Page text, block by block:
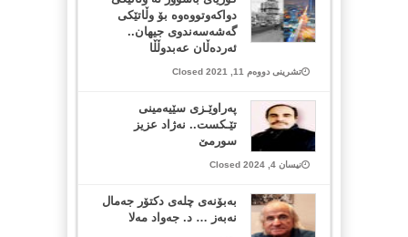
دواکەوتووەوە بۆ وڵاتێکی
گەشەسەندوی جیهان..
ئەردەڵان عەبدوڵڵا
تشرینی دووەم 11, 2021 Closed
په‌راوێـزی سێیه‌مینی
تێـكست.. نه‌ژاد عزیز
سورمێ
نیسان 4, 2024 Closed
به‌بۆنه‌ی چله‌ی دكتۆر جه‌مال
نه‌به‌ز … د. جه‌واد مه‌لا